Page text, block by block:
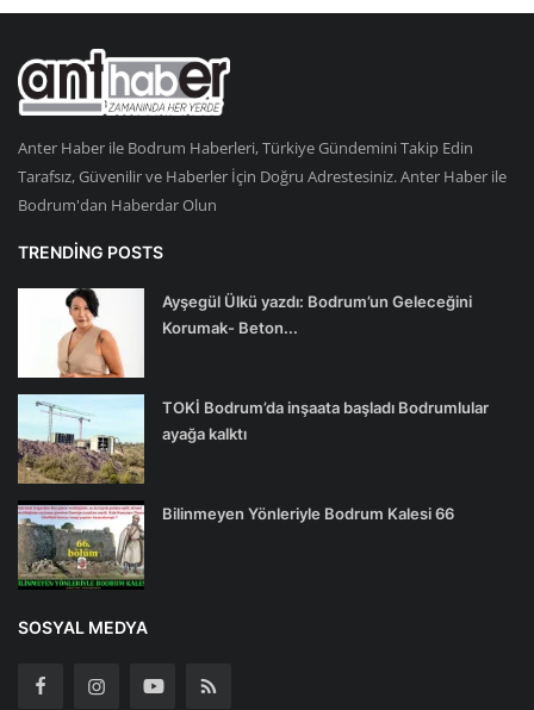
Anter Haber ile Bodrum Haberleri, Türkiye Gündemini Takip Edin
Tarafsız, Güvenilir ve Haberler İçin Doğru Adrestesiniz. Anter Haber ile
Bodrum'dan Haberdar Olun
TRENDING POSTS
Ayşegül Ülkü yazdı: Bodrum’un Geleceğini
Korumak- Beton...
TOKİ Bodrum’da inşaata başladı Bodrumlular
ayağa kalktı
Bilinmeyen Yönleriyle Bodrum Kalesi 66
SOSYAL MEDYA